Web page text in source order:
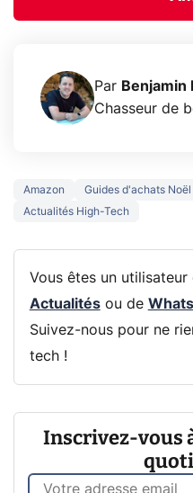
Par Benjamin
Chasseur de
Amazon Guides d'achats
Actualités High-Tech
Vous êtes un utilisateur
Actualitésou de
Suivez-nous pour ne
tech !
Inscrivez-vous